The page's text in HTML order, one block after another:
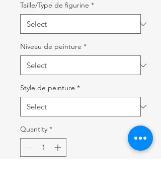
Taille/Type de figurine *
Niveau de peinture *
Style de peinture *
Quantity *